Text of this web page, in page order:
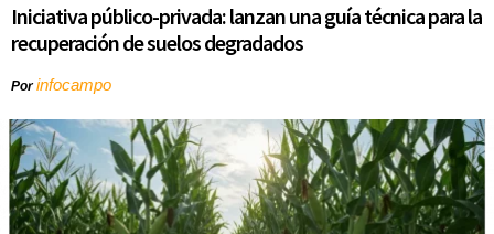
Iniciativa público-privada: lanzan una guía técnica para la
recuperación de suelos degradados
Porinfocampo